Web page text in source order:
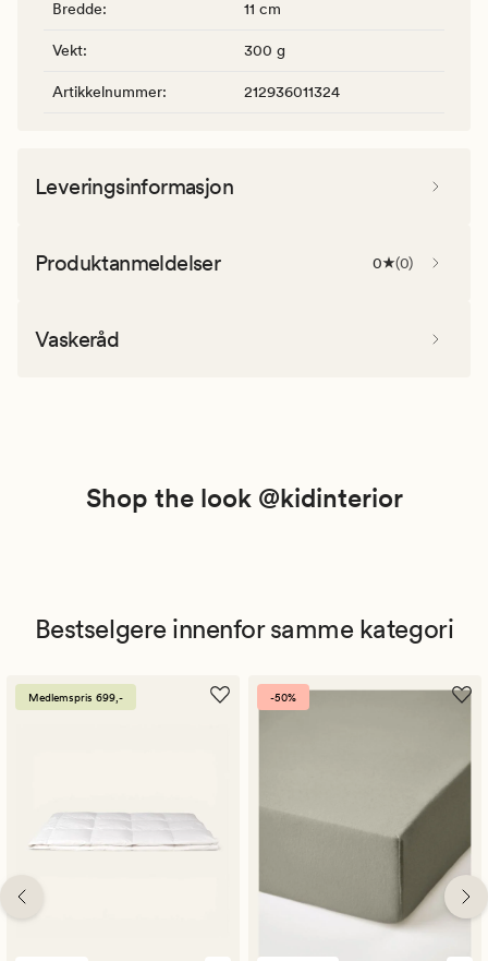
Bredde: 11 cm
Vekt: 300 g
Artikkelnummer: 212936011324
Leveringsinformasjon
Produktanmeldelser 0 (0)
Vaskeråd
Shop the look @kidinterior
Bestselgere innenfor samme kategori
Medlemspris 699,- -50%